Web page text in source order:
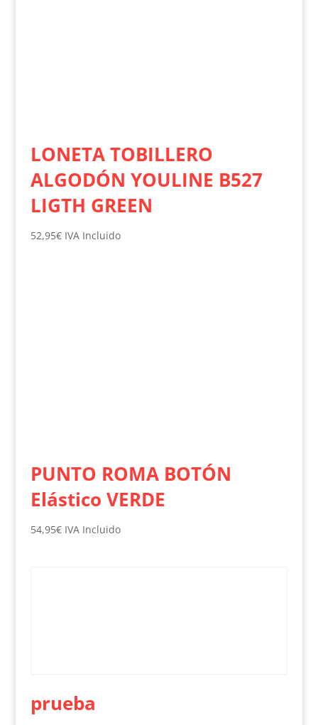
LONETA TOBILLERO
ALGODÓN YOULINE B527
LIGTH GREEN
52,95€ IVA Incluido
PUNTO ROMA BOTÓN
Elástico VERDE
54,95€ IVA Incluido
prueba